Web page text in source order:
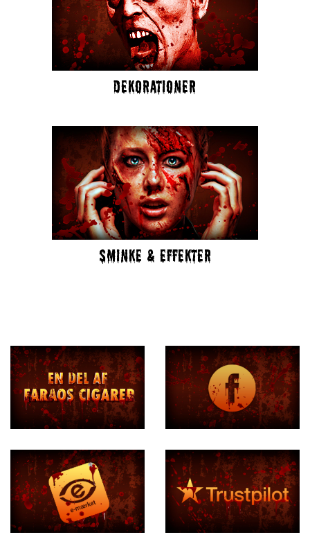
DEKORATIONER
SMINKE & EFFEKTER